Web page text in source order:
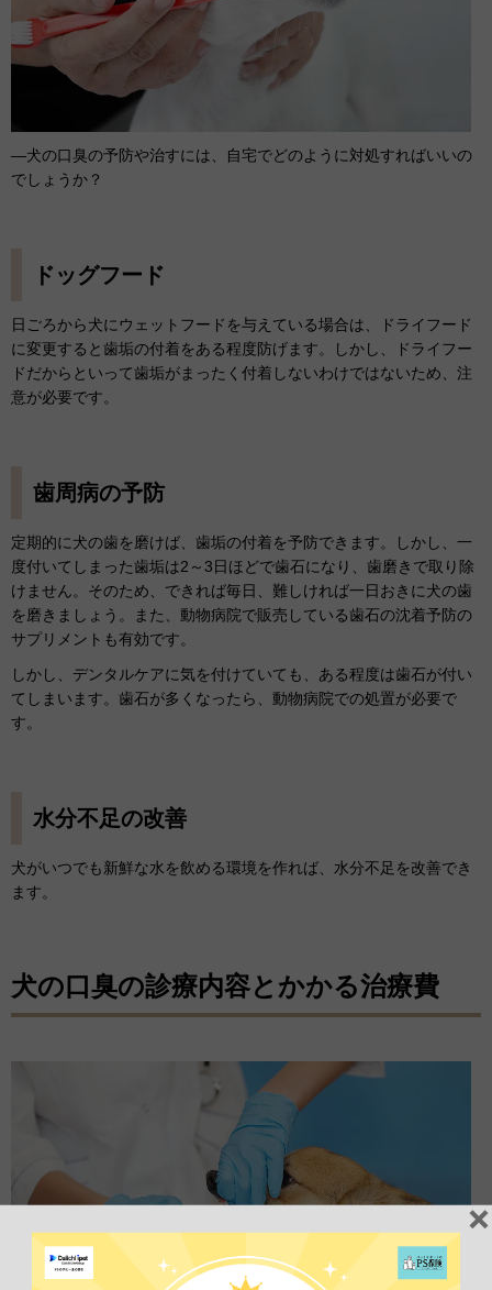
―犬の口臭の予防や治すには、自宅でどのように対処すればいいの
でしょうか？
ドッグフード
日ごろから犬にウェットフードを与えている場合は、ドライフード
に変更すると歯垢の付着をある程度防げます。しかし、ドライフー
ドだからといって歯垢がまったく付着しないわけではないため、注
意が必要です。
歯周病の予防
定期的に犬の歯を磨けば、歯垢の付着を予防できます。しかし、一
度付いてしまった歯垢は2～3日ほどで歯石になり、歯磨きで取り除
けません。そのため、できれば毎日、難しければ一日おきに犬の歯
を磨きましょう。また、動物病院で販売している歯石の沈着予防の
サプリメントも有効です。
しかし、デンタルケアに気を付けていても、ある程度は歯石が付い
てしまいます。歯石が多くなったら、動物病院での処置が必要で
す。
水分不足の改善
犬がいつでも新鮮な水を飲める環境を作れば、水分不足を改善でき
ます。
犬の口臭の診療内容とかかる治療費